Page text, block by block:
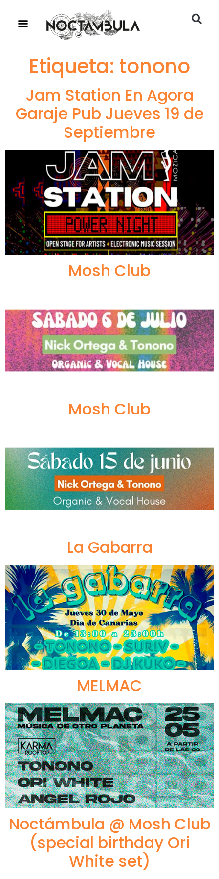
Etiqueta: tonono
Jam Station En Agora
Garaje Pub Jueves 19 de
Septiembre
Mosh Club
Mosh Club
La Gabarra
MELMAC
Noctámbula @ Mosh Club
(special birthday Ori
White set)